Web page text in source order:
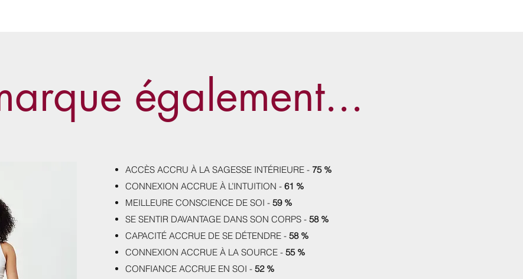
également...
ACCÈS ACCRU À LA SAGESSE INTÉRIEURE - 75 %
CONNEXION ACCRUE À L’INTUITION - 61 %
MEILLEURE CONSCIENCE DE SOI - 59 %
SE SENTIR DAVANTAGE DANS SON CORPS - 58 %
CAPACITÉ ACCRUE DE SE DÉTENDRE - 58 %
CONNEXION ACCRUE À LA SOURCE - 55 %
CONFIANCE ACCRUE EN SOI - 52 %